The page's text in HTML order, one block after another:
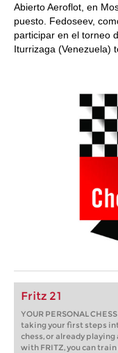
Abierto Aeroflot, en
puesto. Fedoseev,
participar en el torneo
Iturrizaga (Venezuela)
Fritz 21
YOUR PERSONAL
taking your first steps
chess, or already
with FRITZ, you can